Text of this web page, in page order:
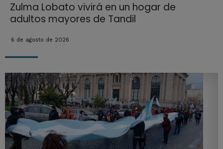
Zulma Lobato vivirá en un hogar de
adultos mayores de Tandil
6 de agosto de 2026